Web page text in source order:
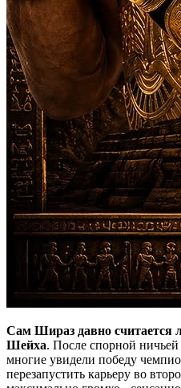
Сам Шираз давно
Шейха. После спорной ничьей
многие увидели победу
перезапустить карьеру во